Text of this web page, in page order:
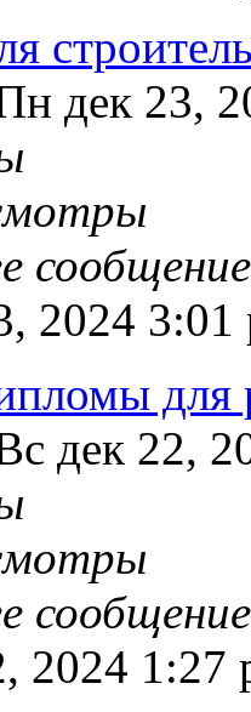
дек 23,
2024 3:01
для
дек 22,
2024 1:27